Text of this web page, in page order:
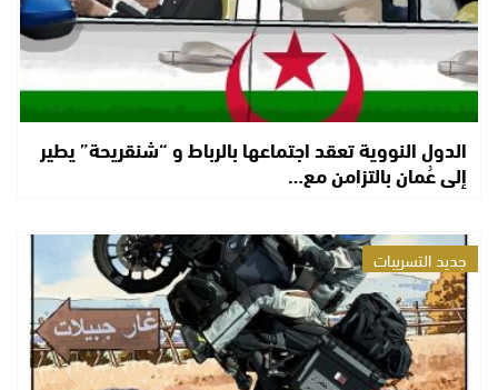
الدول النووية تعقد اجتماعها بالرباط و “شنقريحة” يطير
إلى عُمان بالتزامن مع…
جديد التسريبات